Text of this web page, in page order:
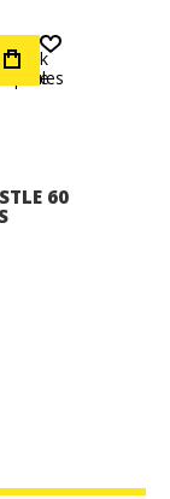
Додати до Списку Бажань
60
page